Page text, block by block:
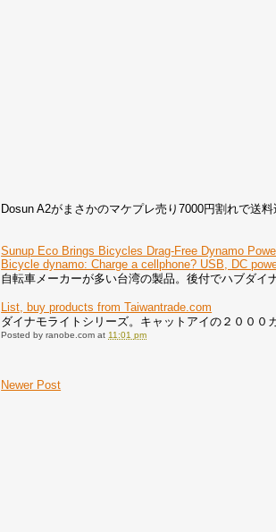
Dosun A2がまさかのマケプレ売り7000円割れで送
Sunup Eco Brings Bicycles Drag-Free Dynamo
Bicycle dynamo: Charge a cellphone? USB, DC
自転車メーカーが多い台湾の製品。後付でハブダイ
List, buy products from Taiwantrade.com
ダイナモライトシリーズ。キャットアイの２００
Posted byranobe.com at 11:01 pm
Newer Post